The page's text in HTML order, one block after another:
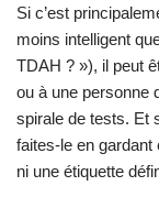
Si c’est
moins intelligent
TDAH ? »), il peut
ou à une personne
spirale de tests. Et
faites‑le en
ni une étiquette